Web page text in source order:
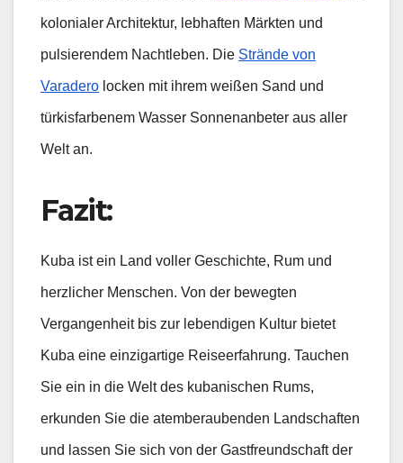
kolonialer Architektur, lebhaften Märkten und
pulsierendem Nachtleben. Die Strände von
Varadero locken mit ihrem weißen Sand und
türkisfarbenem Wasser Sonnenanbeter aus aller
Welt an.
Fazit:
Kuba ist ein Land voller Geschichte, Rum und
herzlicher Menschen. Von der bewegten
Vergangenheit bis zur lebendigen Kultur bietet
Kuba eine einzigartige Reiseerfahrung. Tauchen
Sie ein in die Welt des kubanischen Rums,
erkunden Sie die atemberaubenden Landschaften
und lassen Sie sich von der Gastfreundschaft der